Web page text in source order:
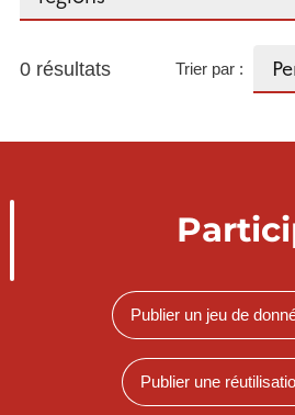
0 résultats Trier par :
Publier un jeu de
Publier une